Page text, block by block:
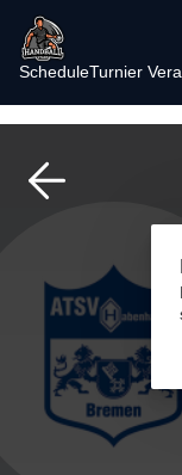
ScheduleTurnier